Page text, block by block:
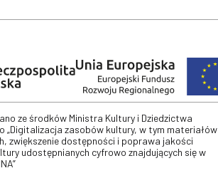
ze środków Ministra Kultury i Dziedzictwa
„Digitalizacja zasobów kultury, w tym materiałów
zwiększenie dostępności i poprawa jakości
udostępnianych cyfrowo znajdujących się w